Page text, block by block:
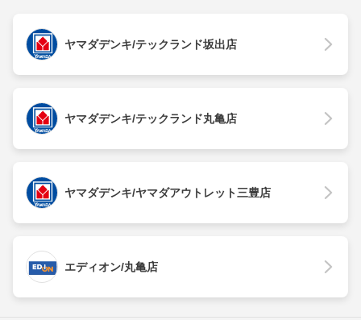
ヤマダデンキ/テックランド坂出店
ヤマダデンキ/テックランド丸亀店
ヤマダデンキ/ヤマダアウトレット三豊店
エディオン/丸亀店